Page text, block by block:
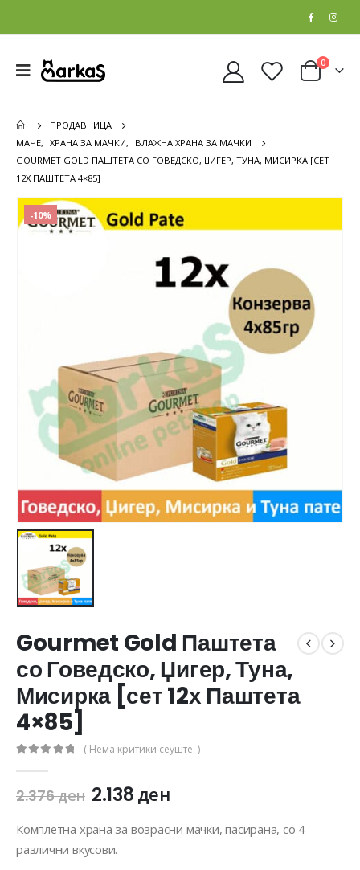
0
ПРОДАВНИЦА
МАЧЕ, ХРАНА ЗА МАЧКИ,
ВЛАЖНА ХРАНА ЗА МАЧКИ
GOURMET GOLD ПАШТЕТА СО ГОВЕДСКО, ЏИГЕР, ТУНА, МИСИРКА [СЕТ
12Х ПАШТЕТА 4×85]
-10%
Gourmet Gold Паштета
со Говедско, Џигер, Туна,
Мисирка [сет 12х Паштета
4×85]
( Нема критики сеуште. )
2.376ден 2.138ден
Комплетна храна за возрасни мачки, пасирана, со 4
различни вкусови.